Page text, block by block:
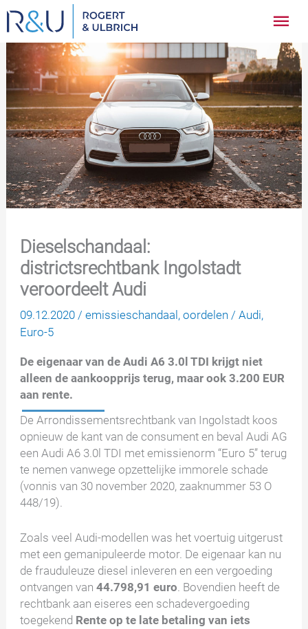
Ga
naar
inhoud
Dieselschandaal:
districtsrechtbank Ingolstadt
veroordeelt Audi
09.12.2020/emissieschandaal ,oordelen /Audi,
Euro-5
De eigenaar van de Audi A6 3.0l TDI krijgt niet
alleen de aankoopprijs terug, maar ook 3.200 EUR
aan rente.
De Arrondissementsrechtbank van Ingolstadt koos
opnieuw de kant van de consument en beval Audi AG
een Audi A6 3.0l TDI met emissienorm “Euro 5” terug
te nemen vanwege opzettelijke immorele schade
(vonnis van 30 november 2020, zaaknummer 53 O
448/19).
Zoals veel Audi-modellen was het voertuig uitgerust
met een gemanipuleerde motor. De eigenaar kan nu
de frauduleuze diesel inleveren en een vergoeding
ontvangen van44.798,91 euro. Bovendien heeft de
rechtbank aan eiseres een schadevergoeding
toegekend Rente op te late betaling van iets